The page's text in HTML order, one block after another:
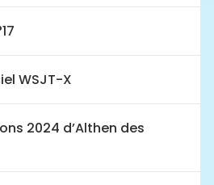
WSJT-X
2024 d’Althen des